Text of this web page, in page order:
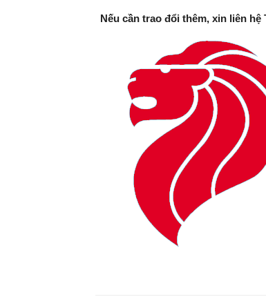
Nếu cần trao đổi thêm, xin liên